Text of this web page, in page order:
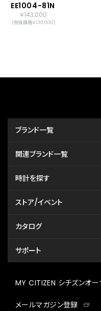
EE1004-81N
￥143,000
(税抜価格￥130,000)
ブランド一覧
関連ブランド一覧
時計を探す
ストア/イベント
カタログ
サポート
MY CITIZEN シチズンオー
メールマガジン登録